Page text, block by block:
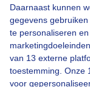
Daarnaast kunnen
gegevens
te personaliseren
van 13 externe
toestemming. Onze
voor
Adverteren
Buienradar Team
Privacy beleid